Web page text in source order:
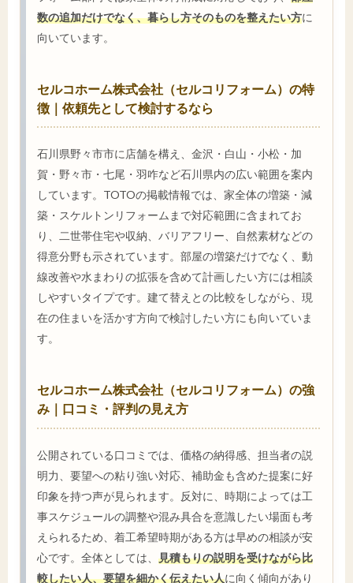
数の追加だけでなく、暮らし方そのものを整えたい方に
向いています。
セルコホーム株式会社（セルコリフォーム）の特
徴｜依頼先として検討するなら
石川県野々市市に店舗を構え、金沢・白山・小松・加
賀・野々市・七尾・羽咋など石川県内の広い範囲を案内
しています。TOTOの掲載情報では、家全体の増築・減
築・スケルトンリフォームまで対応範囲に含まれてお
り、二世帯住宅や収納、バリアフリー、自然素材などの
得意分野も示されています。部屋の増築だけでなく、動
線改善や水まわりの拡張を含めて計画したい方には相談
しやすいタイプです。建て替えとの比較をしながら、現
在の住まいを活かす方向で検討したい方にも向いていま
す。
セルコホーム株式会社（セルコリフォーム）の強
み｜口コミ・評判の見え方
公開されている口コミでは、価格の納得感、担当者の説
明力、要望への粘り強い対応、補助金も含めた提案に好
印象を持つ声が見られます。反対に、時期によっては工
事スケジュールの調整や混み具合を意識したい場面も考
えられるため、着工希望時期がある方は早めの相談が安
心です。全体としては、 見積もりの説明を受けながら比
較したい人、要望を細かく伝えたい人に向く傾向があり